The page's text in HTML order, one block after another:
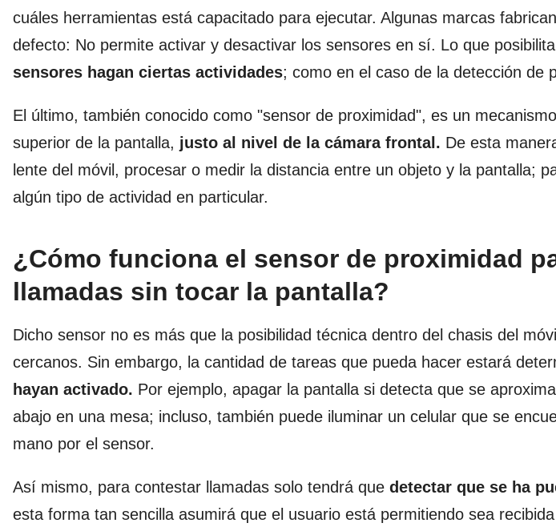
cuáles herramientas está capacitado para ejecutar. Algunas marcas
defecto: No permite activar y desactivar los sensores en sí. Lo que
sensores hagan ciertas actividades; como en el caso de la detección de
El último, también conocido como "sensor de proximidad", es un
superior de la pantalla, justo al nivel de la cámara frontal. De esta
lente del móvil, procesar o medir la distancia entre un objeto y la pantalla;
algún tipo de actividad en particular.
¿Cómo funciona el sensor de proximidad
llamadas sin tocar la pantalla?
Dicho sensor no es más que la posibilidad técnica dentro del chasis del
cercanos. Sin embargo, la cantidad de tareas que pueda hacer estará
hayan activado. Por ejemplo, apagar la pantalla si detecta que se
abajo en una mesa; incluso, también puede iluminar un celular que se
mano por el sensor.
Así mismo, para contestar llamadas solo tendrá que detectar que se ha
esta forma tan sencilla asumirá que el usuario está permitiendo sea